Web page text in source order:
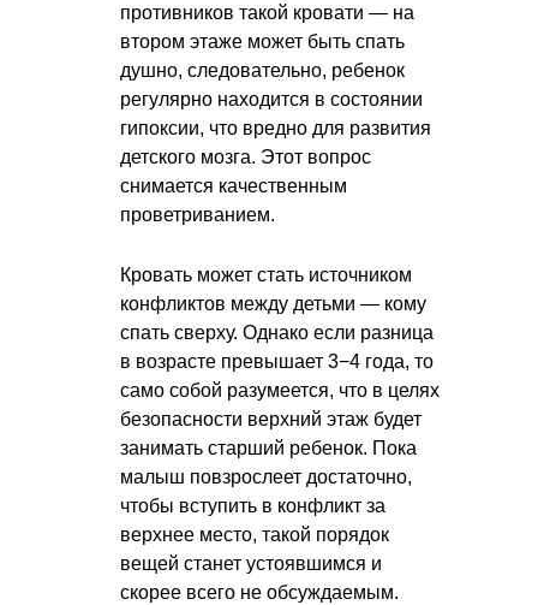
противников такой кровати — на
втором этаже может быть спать
душно, следовательно, ребенок
регулярно находится в состоянии
гипоксии, что вредно для развития
детского мозга. Этот вопрос
снимается качественным
проветриванием.
Кровать может стать источником
конфликтов между детьми — кому
спать сверху. Однако если разница
в возрасте превышает 3−4 года, то
само собой разумеется, что в целях
безопасности верхний этаж будет
занимать старший ребенок. Пока
малыш повзрослеет достаточно,
чтобы вступить в конфликт за
верхнее место, такой порядок
вещей станет устоявшимся и
скорее всего не обсуждаемым.